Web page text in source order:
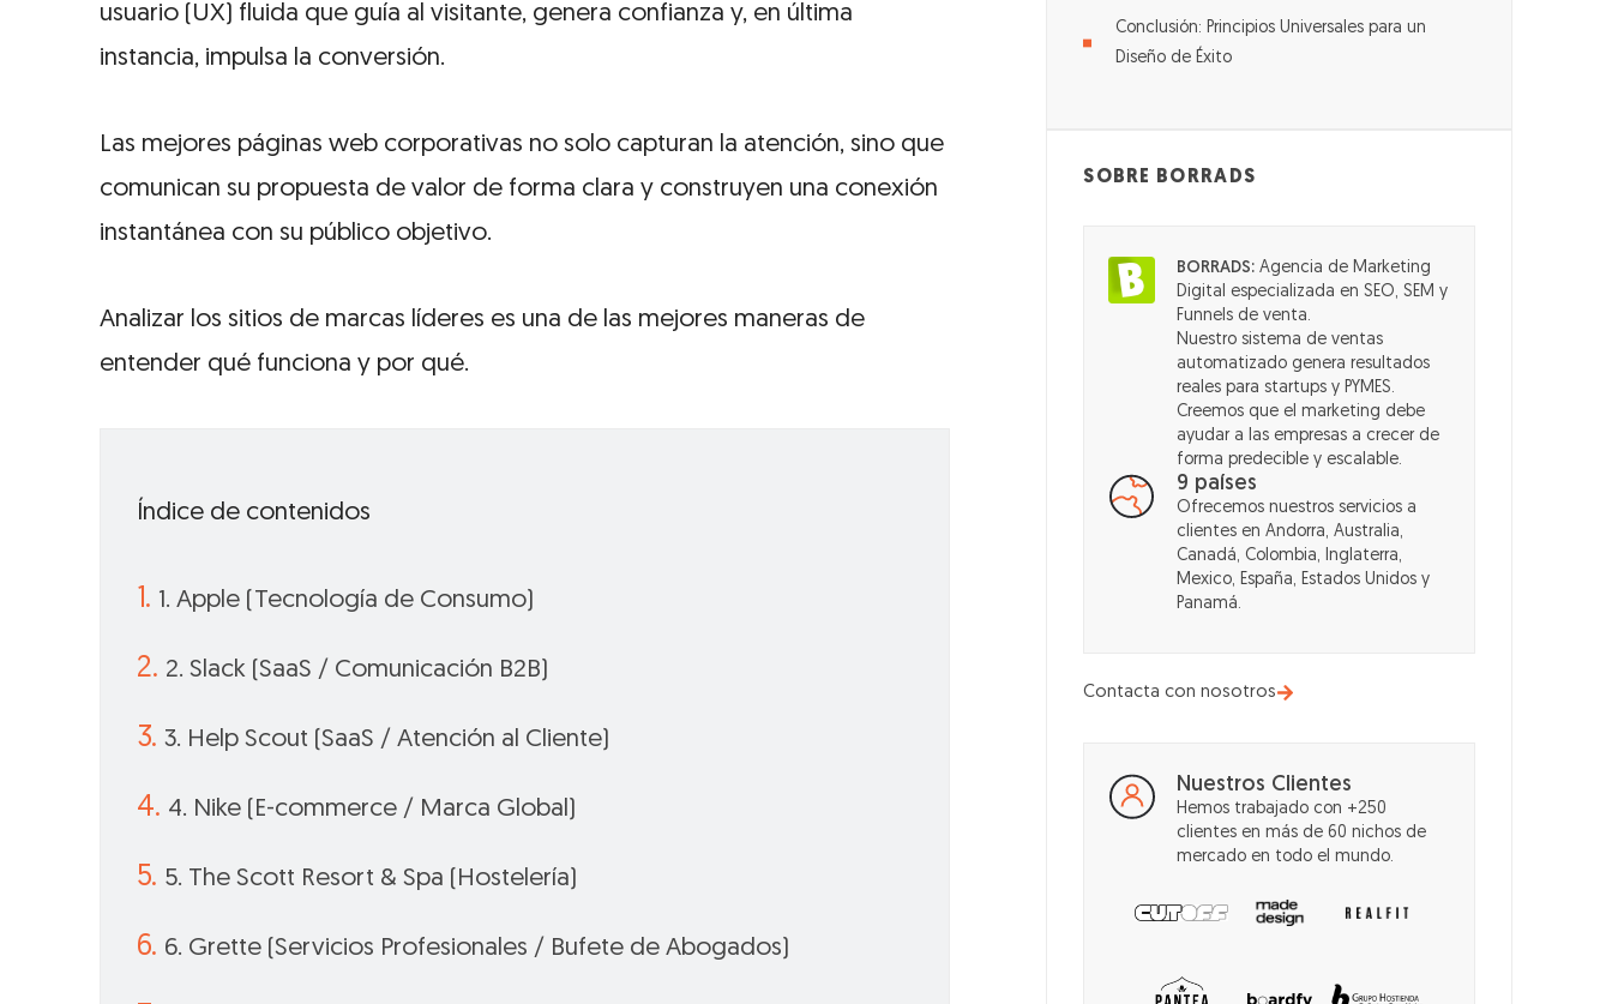
usuario (UX) fluida que guía al visitante, genera confianza y, en última
instancia, impulsa la conversión.
Las mejores páginas web corporativas no solo capturan la atención, sino que
comunican su propuesta de valor de forma clara y construyen una conexión
instantánea con su público objetivo.
Analizar los sitios de marcas líderes es una de las mejores maneras de
entender qué funciona y por qué.
Índice de contenidos
1. Apple (Tecnología de Consumo)
2. Slack (SaaS / Comunicación B2B)
3. Help Scout (SaaS / Atención al Cliente)
4. Nike (E-commerce / Marca Global)
5. The Scott Resort & Spa (Hostelería)
6. Grette (Servicios Profesionales / Bufete de Abogados)
Conclusión: Principios Universales para un
Diseño de Éxito
SOBRE BORRADS
BORRADS: Agencia de Marketing
Digital especializada en SEO, SEM y
Funnels de venta.
Nuestro sistema de ventas
automatizado genera resultados
reales para startups y PYMES.
Creemos que el marketing debe
ayudar a las empresas a crecer de
forma predecible y escalable.
9 países
Ofrecemos nuestros servicios a
clientes en Andorra, Australia,
Canadá, Colombia, Inglaterra,
Mexico, España, Estados Unidos y
Panamá.
Contacta con nosotros
Nuestros Clientes
Hemos trabajado con +250
clientes en más de 60 nichos de
mercado en todo el mundo.